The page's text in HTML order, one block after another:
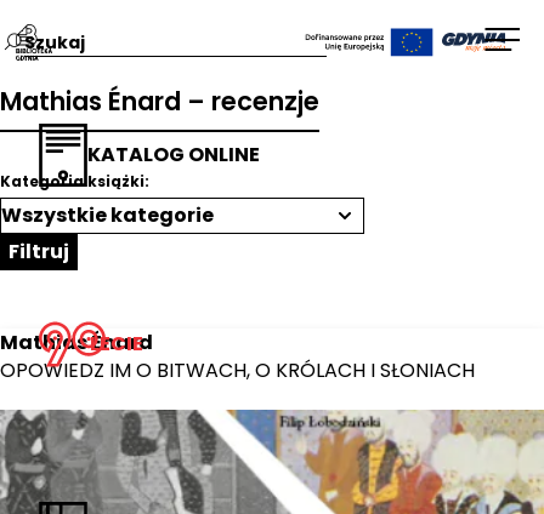
KATALOG ONLINE
LECIE
Wpisz
Mathias Énard – recenzje
Kategoria książki:
Filtruj
Mathias Énard
OPOWIEDZ IM O BITWACH, O KRÓLACH I SŁONIACH